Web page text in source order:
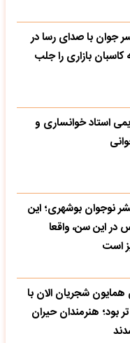
جوان با صدای رسا در
کاسبان بازاری را جلب
استاد خوانساری و
نوجوان بوشهری؛ این
این سن، واقعا
است
شجریان الان با
بود؛ هنرمندان حیران